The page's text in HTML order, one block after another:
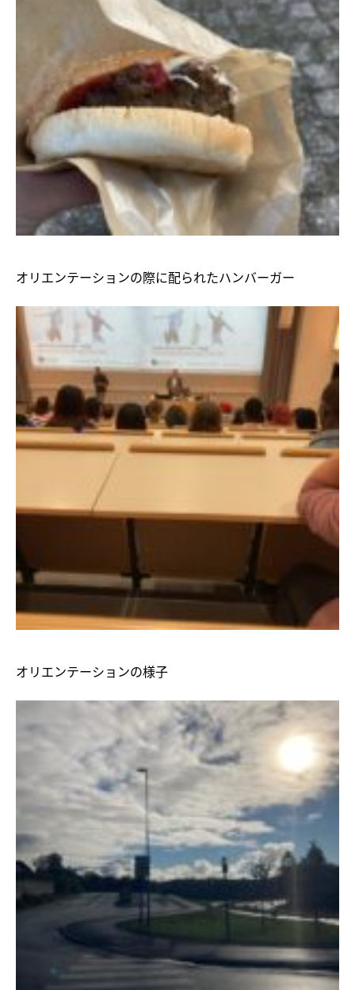
オリエンテーションの際に配られたハンバーガー
オリエンテーションの様子